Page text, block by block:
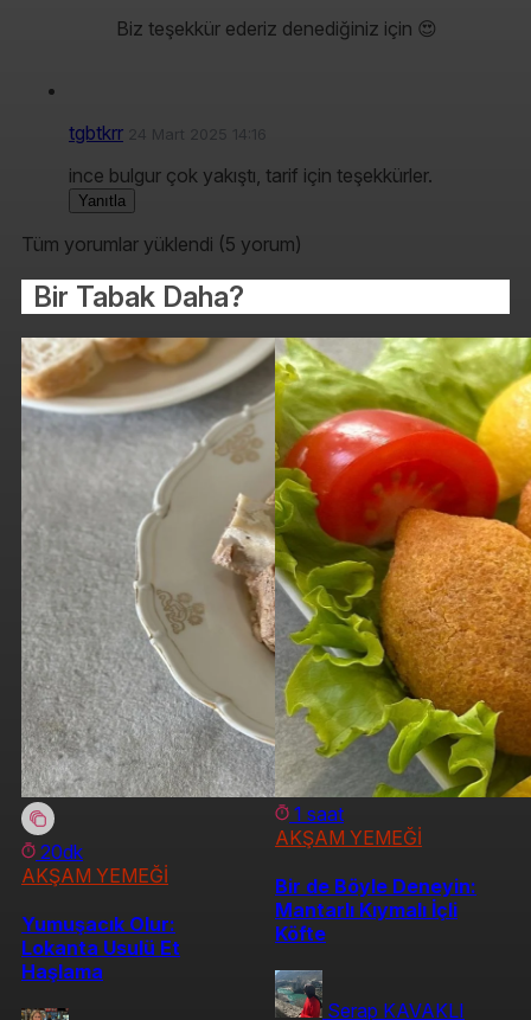
Biz teşekkür ederiz denediğiniz için 😍
tgbtkrr 24 Mart 2025 14:16
ince bulgur çok yakıştı, tarif için teşekkürler.
Yanıtla
Tüm yorumlar yüklendi (5 yorum)
Bir Tabak Daha?
20dk
AKŞAM YEMEĞİ
Yumuşacık Olur:
Lokanta Usulü Et
Haşlama
1 saat
AKŞAM YEMEĞİ
Bir de Böyle Deneyin:
Mantarlı Kıymalı İçli
Köfte
Serap KAVAKLI